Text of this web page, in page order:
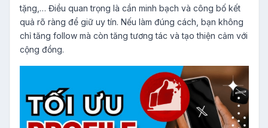
tặng,… Điều quan trọng là cần minh bạch và công bố kết
quả rõ ràng để giữ uy tín. Nếu làm đúng cách, bạn không
chỉ tăng follow mà còn tăng tương tác và tạo thiện cảm với
cộng đồng.